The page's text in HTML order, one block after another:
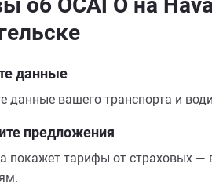
данные
данные вашего транспорта и
предложения
покажет тарифы от страховых —